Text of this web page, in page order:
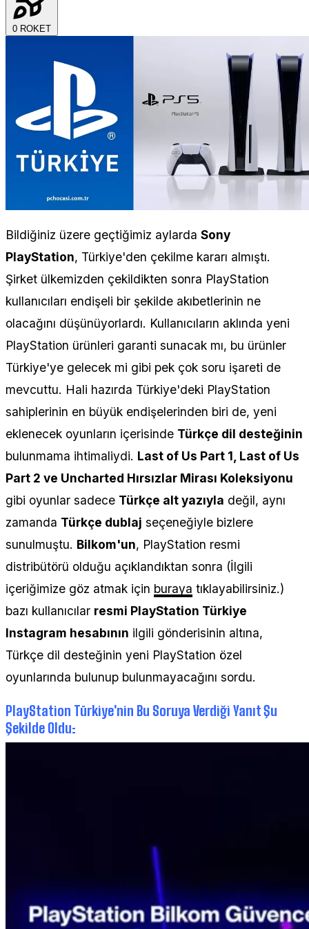
0 ROKET
Bildiğiniz üzere geçtiğimiz aylarda Sony
PlayStation, Türkiye'den çekilme kararı almıştı.
Şirket ülkemizden çekildikten sonra PlayStation
kullanıcıları endişeli bir şekilde akıbetlerinin ne
olacağını düşünüyorlardı. Kullanıcıların aklında yeni
PlayStation ürünleri garanti sunacak mı, bu ürünler
Türkiye'ye gelecek mi gibi pek çok soru işareti de
mevcuttu. Hali hazırda Türkiye'deki PlayStation
sahiplerinin en büyük endişelerinden biri de, yeni
eklenecek oyunların içerisinde Türkçe dil desteğinin
bulunmama ihtimaliydi. Last of Us Part 1, Last of Us
Part 2 ve Uncharted Hırsızlar Mirası Koleksiyonu
gibi oyunlar sadece Türkçe alt yazıyla değil, aynı
zamanda Türkçe dublaj seçeneğiyle bizlere
sunulmuştu. Bilkom'un, PlayStation resmi
distribütörü olduğu açıklandıktan sonra (İlgili
içeriğimize göz atmak için buraya tıklayabilirsiniz.)
bazı kullanıcılar resmi PlayStation Türkiye
Instagram hesabının ilgili gönderisinin altına,
Türkçe dil desteğinin yeni PlayStation özel
oyunlarında bulunup bulunmayacağını sordu.
PlayStation Türkiye'nin Bu Soruya Verdiği Yanıt Şu
Şekilde Oldu: